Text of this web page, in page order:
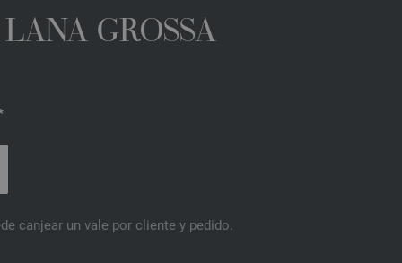
GROSSA
canjear un vale por cliente y pedido.